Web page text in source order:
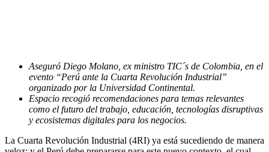
Aseguró Diego Molano, ex ministro TIC´s de Colombia, en el
evento “Perú ante la Cuarta Revolución Industrial”
organizado por la Universidad Continental.
Espacio recogió recomendaciones para temas relevantes
como el futuro del trabajo, educación, tecnologías disruptivas
y ecosistemas digitales para los negocios.
La Cuarta Revolución Industrial (4RI) ya está sucediendo de manera